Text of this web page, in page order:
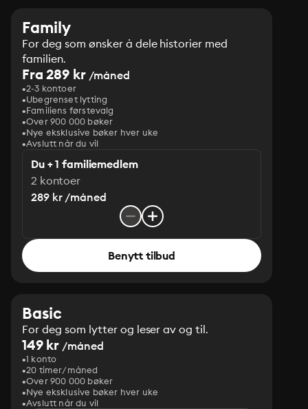
Family
For deg som ønsker å dele historier med
familien.
Fra 289 kr/måned
2-3 kontoer
Ubegrenset lytting
Familiens førstevalg
Over 900 000 bøker
Nye eksklusive bøker hver uke
Avslutt når du vil
Du + 1 familiemedlem
2 kontoer
289 kr /måned
Benytt tilbud
Basic
For deg som lytter og leser av og til.
149 kr /måned
1 konto
20 timer/måned
Over 900 000 bøker
Nye eksklusive bøker hver uke
Avslutt når du vil